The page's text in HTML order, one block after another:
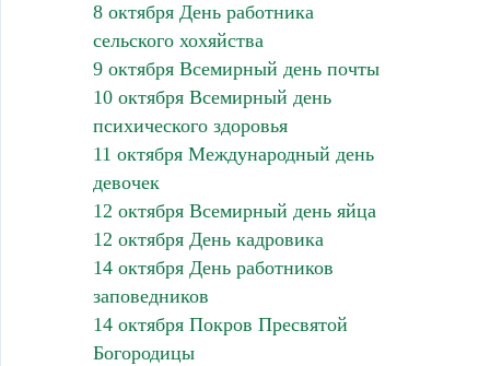
8 октября День работника
сельского хохяйства
9 октября Всемирный день почты
10 октября Всемирный день
психического здоровья
11 октября Международный день
девочек
12 октября Всемирный день яйца
12 октября День кадровика
14 октября День работников
заповедников
14 октября Покров Пресвятой
Богородицы